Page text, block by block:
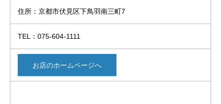
住所：京都市伏見区下鳥羽南三町7
TEL：075-604-1111
お店のホームページへ